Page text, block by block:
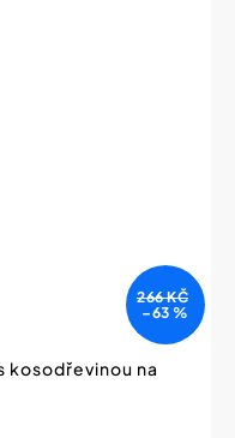
266 KČ
–63 %
kosodřevinou na